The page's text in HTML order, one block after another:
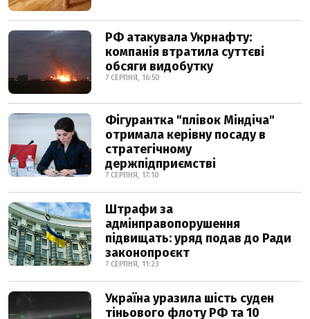
РФ атакувала Укрнафту:
компанія втратила суттєві
обсяги видобутку
7 СЕРПНЯ, 16:50
Фігурантка "плівок Міндіча"
отримала керівну посаду в
стратегічному
держпідприємстві
7 СЕРПНЯ, 17:10
Штрафи за
адмінправопорушення
підвищать: уряд подав до Ради
законопроєкт
7 СЕРПНЯ, 11:23
Україна уразила шість суден
тіньового флоту РФ та 10